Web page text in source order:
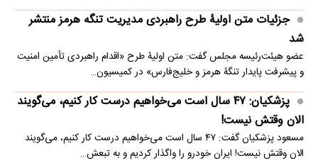
جزئیات متن اولیۀ طرح راهبردی مدیریت تنگه هرمز منتشر
شد
عضو هیئت‌رئیسه مجلس گفت: متن اولیۀ طرح «اقدام راهبردی تأمین امنیت
و پیشرفت پایدار تنگۀ هرمز و خلیج‌فارس» در کمیسیون…
پزشکیان: ۴۷ سال است می‌خواهیم درست کار کنیم، می‌گویند
الان وقتش نیست!
مسعود پزشکیان گفت: ۴۷ سال است می‌خواهیم درست کار کنیم، می‌گویند
الان وقتش نیست! ایران خودرو را واگذار کردیم و به تبعش…